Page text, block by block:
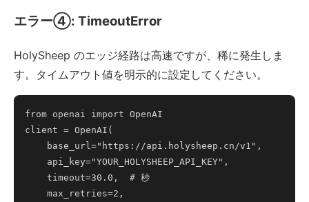
エラー④: TimeoutError
HolySheep のエッジ経路は高速ですが、稀に発生しま
す。タイムアウト値を明示的に設定してください。
from openai import OpenAI
client = OpenAI(
    base_url="https://api.holysheep.cn/v1",
    api_key="YOUR_HOLYSHEEP_API_KEY",
    timeout=30.0,  # 秒
    max_retries=2,